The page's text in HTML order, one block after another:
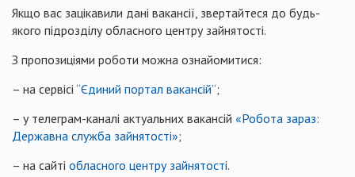
Якщо вас зацікавили дані вакансії, звертайтеся до будь-
якого підрозділу обласного центру зайнятості.
З пропозиціями роботи можна ознайомитися:
– на сервісі “Єдиний портал вакансій”;
– у телеграм-каналі актуальних вакансій «Робота зараз:
Державна служба зайнятості»;
– на сайті обласного центру зайнятості.